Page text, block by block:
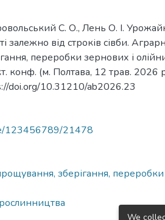
С. О., Лень О. І.
залежно від строків сівби.
переробки зернових і
конф. (м. Полтава, 12 трав. 2026
doi.org/10.31210/ab2026.23
123456789/21478
зберігання,
We